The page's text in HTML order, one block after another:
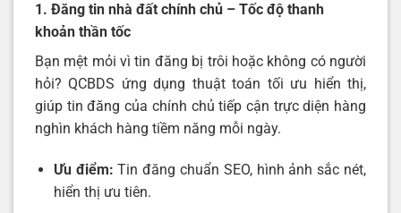
1. Đăng tin nhà đất chính chủ – Tốc độ thanh
khoản thần tốc
Bạn mệt mỏi vì tin đăng bị trôi hoặc không có người
hỏi? QCBDS ứng dụng thuật toán tối ưu hiển thị,
giúp tin đăng của chính chủ tiếp cận trực diện hàng
nghìn khách hàng tiềm năng mỗi ngày.
Ưu điểm: Tin đăng chuẩn SEO, hình ảnh sắc nét,
hiển thị ưu tiên.